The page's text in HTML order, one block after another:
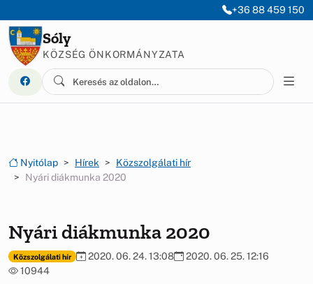
+36 88 459 150
Sóly
KÖZSÉG ÖNKORMÁNYZATA
Nyitólap Hírek
Közszolgálati hír
Nyári diákmunka 2020
Nyári diákmunka 2020
Közszolgálati hír 2020. 06. 24. 13:08
2020. 06. 25. 12:16
10944